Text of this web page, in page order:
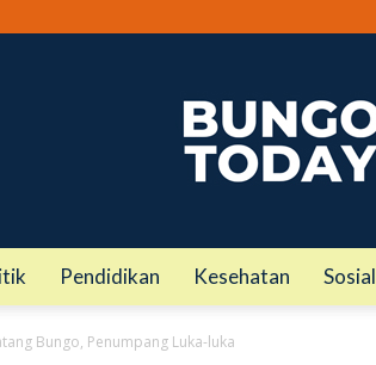
Pendidikan Kesehatan Sosial
Bungo, Penumpang Luka-luka